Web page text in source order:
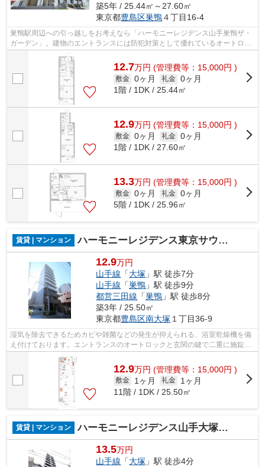
築5年 / 25.44㎡～27.60㎡
東京都豊島区巣鴨４丁目16-4
巣鴨駅周辺への引っ越しをお考えなら「ハーモニーレジデンス山手巣鴨ザ・
ガーデン」。建物のエントランスには防犯対策として優れているオートロッ
ク機能が付いております。2021年築の...
12.7万円 (管理費等：15,000円 )
敷金 0ヶ月 礼金 0ヶ月
1階 / 1DK / 25.44㎡
12.9万円 (管理費等：15,000円 )
敷金 0ヶ月 礼金 0ヶ月
1階 / 1DK / 27.60㎡
13.3万円 (管理費等：15,000円 )
敷金 0ヶ月 礼金 0ヶ月
5階 / 1DK / 25.96㎡
賃貸 | マンション ハーモニーレジデンス東京サウス大塚
12.9万円
山手線 「大塚 」駅 徒歩7分
山手線 「巣鴨 」駅 徒歩9分
都営三田線 「巣鴨 」駅 徒歩8分
築3年 / 25.50㎡
東京都豊島区南大塚１丁目36-9
湿気を除去できるためカビや雑菌などの発生が抑えられる、浴室乾燥機を備
え付けております。エントランスのオートロックと玄関の鍵で二重に施錠で
きるので防犯対策につながります。非...
12.9万円 (管理費等：15,000円 )
敷金 1ヶ月 礼金
1ヶ月
11階 / 1DK / 25.50㎡
賃貸 | マンション ハーモニーレジデンス山手大塚ザ・ガーデン
13.5万円
山手線 「大塚 」駅 徒歩4分